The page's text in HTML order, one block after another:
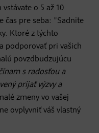
o 5 až 10
čas pre seba: "Sadnite
Ktoré z týchto
podporovať pri vašich
povzdbudzujúcu
s radosťou a
prijať výzvy a
zmeny vo vašej
ovplyvniť váš vlastný